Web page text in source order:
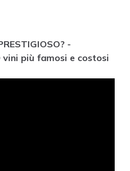
-
vini più famosi e costosi